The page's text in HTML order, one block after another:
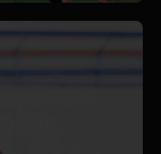
su